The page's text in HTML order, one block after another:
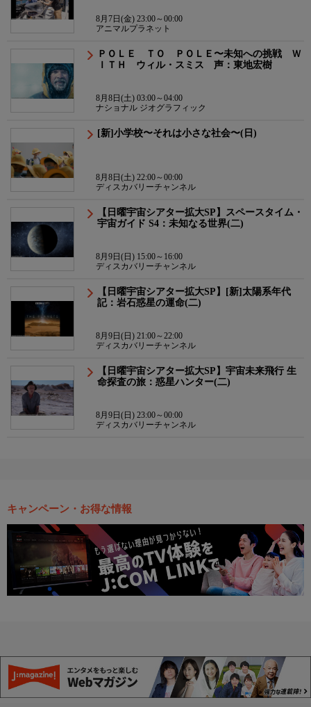
8月7日(金) 23:00～00:00
アニマルプラネット
ＰＯＬＥ ＴＯ ＰＯＬＥ〜未知への挑戦 Ｗ
ＩＴＨ ウィル・スミス 声：東地宏樹
8月8日(土) 03:00～04:00
ナショナル ジオグラフィック
[新]小学校〜それは小さな社会〜(日)
8月8日(土) 22:00～00:00
ディスカバリーチャンネル
【日曜宇宙シアター拡大SP】スペースタイム・
宇宙ガイド S4：未知なる世界(二)
8月9日(日) 15:00～16:00
ディスカバリーチャンネル
【日曜宇宙シアター拡大SP】[新]太陽系年代
記：岩石惑星の運命(二)
8月9日(日) 21:00～22:00
ディスカバリーチャンネル
【日曜宇宙シアター拡大SP】宇宙未来飛行 生
命探査の旅：惑星ハンター(二)
8月9日(日) 23:00～00:00
ディスカバリーチャンネル
キャンペーン・お得な情報